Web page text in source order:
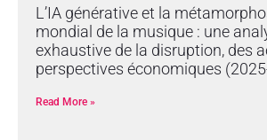
L’IA générative et la
mondial de la musique : une
exhaustive de la disruption, des
perspectives économiques
Read More »